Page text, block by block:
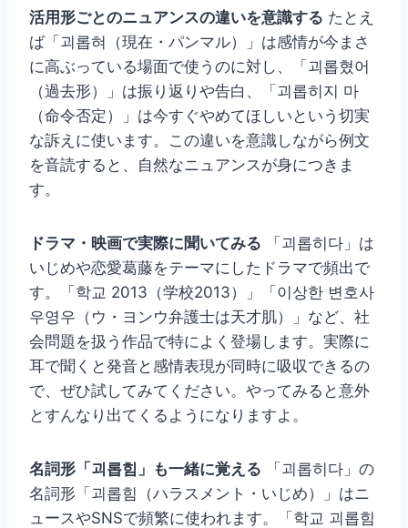
活用形ごとのニュアンスの違いを意識する たとえ
ば「괴롭혀（現在・パンマル）」は感情が今まさ
に高ぶっている場面で使うのに対し、「괴롭혔어
（過去形）」は振り返りや告白、「괴롭히지 마
（命令否定）」は今すぐやめてほしいという切実
な訴えに使います。この違いを意識しながら例文
を音読すると、自然なニュアンスが身につきま
す。
ドラマ・映画で実際に聞いてみる 「괴롭히다」は
いじめや恋愛葛藤をテーマにしたドラマで頻出で
す。「학교 2013（学校2013）」「이상한 변호사
우영우（ウ・ヨンウ弁護士は天才肌）」など、社
会問題を扱う作品で特によく登場します。実際に
耳で聞くと発音と感情表現が同時に吸収できるの
で、ぜひ試してみてください。やってみると意外
とすんなり出てくるようになりますよ。
名詞形「괴롭힘」も一緒に覚える 「괴롭히다」の
名詞形「괴롭힘（ハラスメント・いじめ）」はニ
ュースやSNSで頻繁に使われます。「학교 괴롭힘